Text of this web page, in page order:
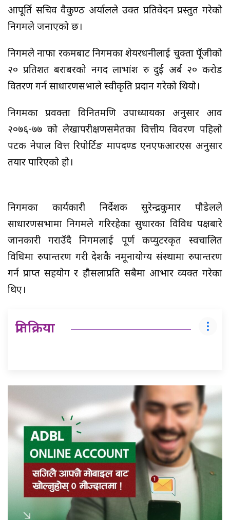
आपूर्ति सचिव वैकुण्ठ अर्यालले उक्त प्रतिवेदन प्रस्तुत गरेको
निगमले जनाएको छ।
निगमले नाफा रकमबाट निगमका शेयरधनीलाई चुक्ता पूँजीको
२० प्रतिशत बराबरको नगद लाभांश रु दुई अर्ब २० करोड
वितरण गर्न साधारणसभाले स्वीकृति प्रदान गरेको थियो।
निगमका प्रवक्ता विनितमणि उपाध्यायका अनुसार आव
२०७६-७७ को लेखापरीक्षणसमेतका वित्तीय विवरण पहिलो
पटक नेपाल वित्त रिपोर्टिङ मापदण्ड एनएफआरएस अनुसार
तयार पारिएको हो।
निगमका कार्यकारी निर्देशक सुरेन्द्रकुमार पौडेलले
साधारणसभामा निगमले गरिरहेका सुधारका विविध पक्षबारे
जानकारी गराउँदै निगमलाई पूर्ण कप्युटरकृत स्वचालित
विधिमा रुपान्तरण गरी देशकै नमूनायोग्य संस्थामा रुपान्तरण
गर्न प्राप्त सहयोग र हौसलाप्रति सबैमा आभार व्यक्त गरेका
थिए।
प्रतिक्रिया